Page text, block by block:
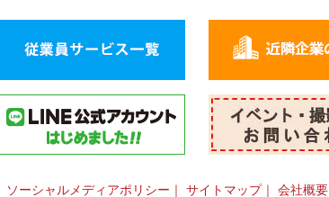
ソーシャルメディアポリシー ｜ サイトマップ｜ 会社概要